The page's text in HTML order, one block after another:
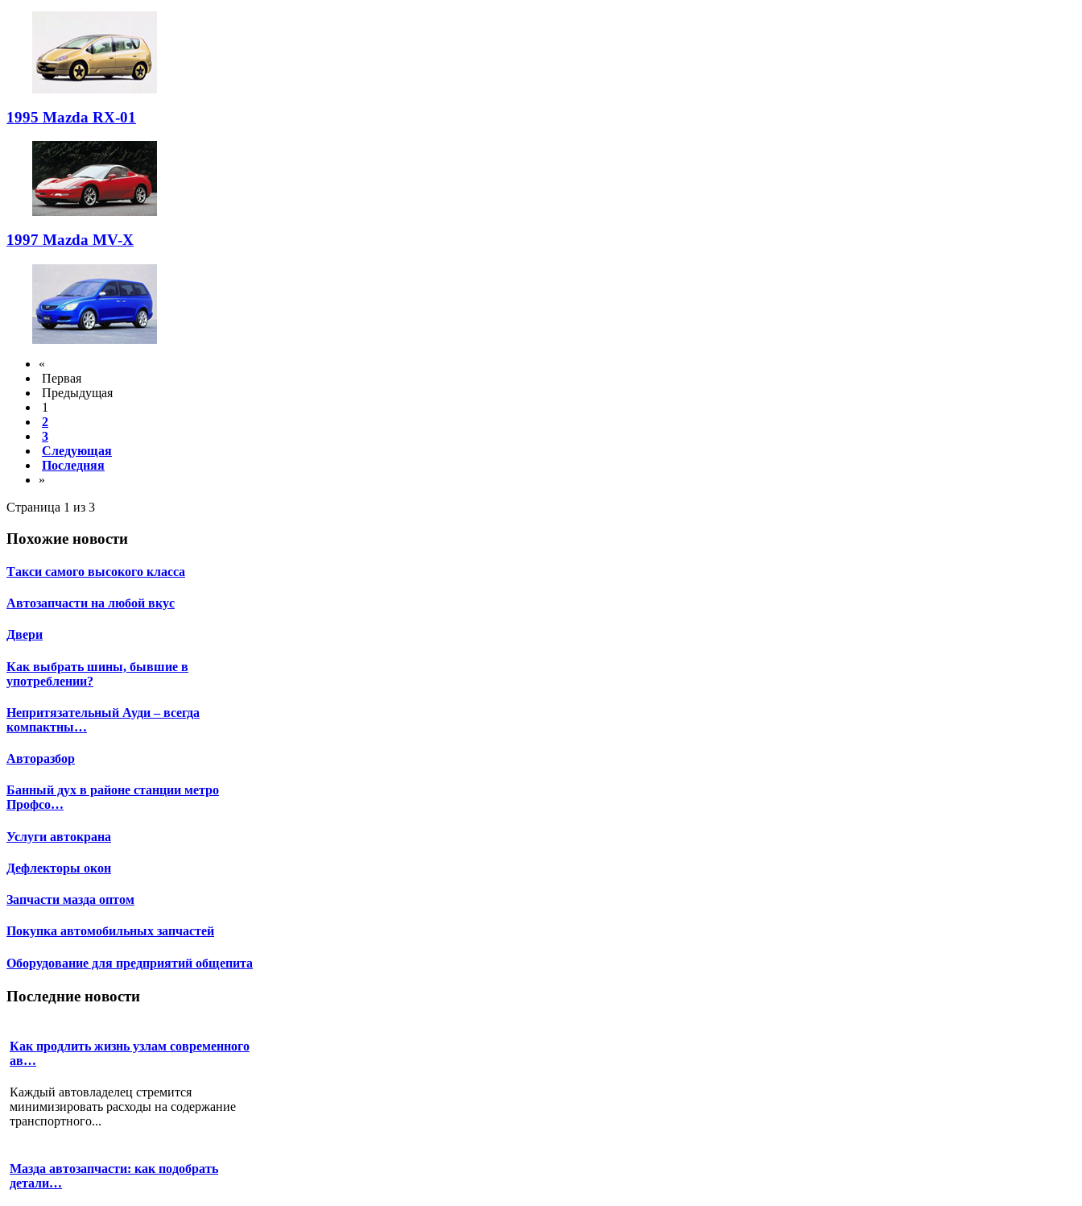
1995 Mazda RX-01
1997 Mazda MV-X
«
Первая
Предыдущая
1
2
3
Следующая
Последняя
»
Страница 1 из 3
Похожие новости
Такси самого высокого класса
Автозапчасти на любой вкус
Двери
Как выбрать шины, бывшие в
употреблении?
Непритязательный Ауди – всегда
компактны…
Авторазбор
Банный дух в районе станции метро
Профсо…
Услуги автокрана
Дефлекторы окон
Запчасти мазда оптом
Покупка автомобильных запчастей
Оборудование для предприятий общепита
Последние новости
Как продлить жизнь узлам современного
ав…
Каждый автовладелец стремится
минимизировать расходы на содержание
транспортного...
Мазда автозапчасти: как подобрать
детали…